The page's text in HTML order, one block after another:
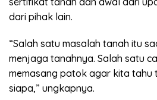
dari pihak lain.
“Salah satu masalah tanah itu
menjaga tanahnya. Salah satu
memasang patok agar kita tahu
siapa,” ungkapnya.